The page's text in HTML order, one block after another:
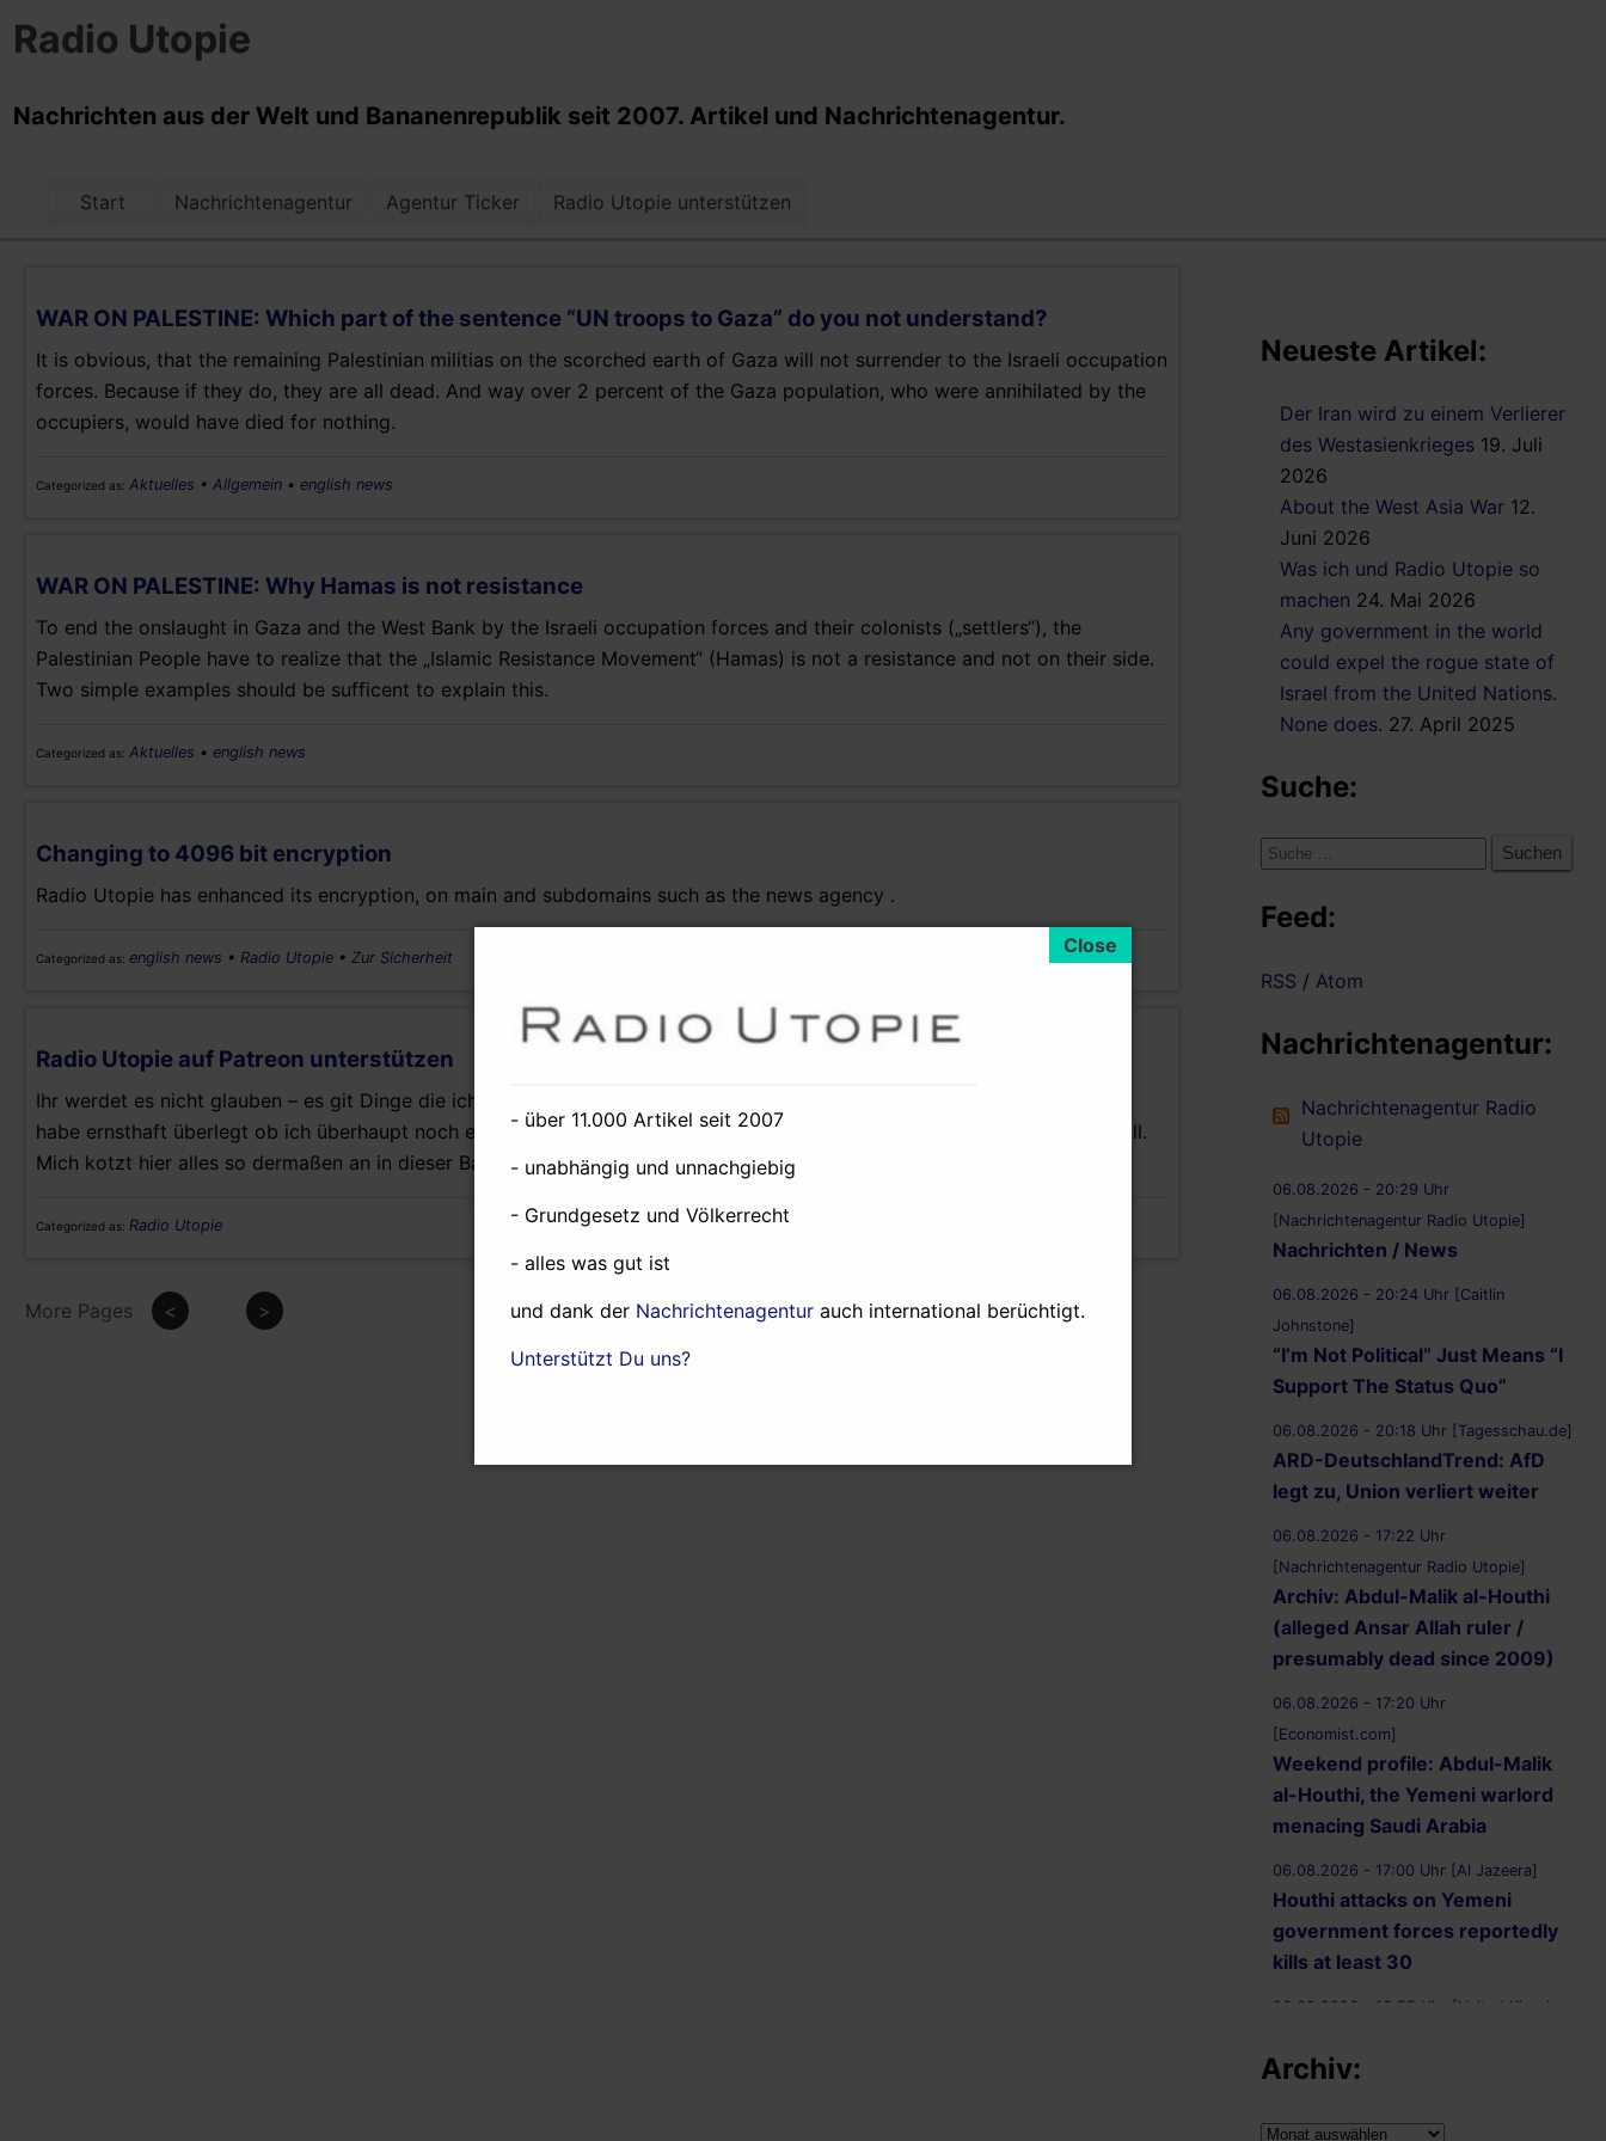
Radio Utopie
Nachrichten aus der Welt und Bananenrepublik seit 2007. Artikel und Nachrichtenagentur.
Start Nachrichtenagentur Agentur Ticker Radio Utopie unterstützen
WAR ON PALESTINE: Which part of the sentence “UN troops to Gaza” do you not understand?
It is obvious, that the remaining Palestinian militias on the scorched earth of Gaza will not surrender to the Israeli occupation
forces. Because if they do, they are all dead. And way over 2 percent of the Gaza population, who were annihilated by the
occupiers, would have died for nothing.
Categorized as: Aktuelles • Allgemein • english news
WAR ON PALESTINE: Why Hamas is not resistance
To end the onslaught in Gaza and the West Bank by the Israeli occupation forces and their colonists („settlers“), the
Palestinian People have to realize that the „Islamic Resistance Movement“ (Hamas) is not a resistance and not on their side.
Two simple examples should be sufficent to explain this.
Categorized as: Aktuelles • english news
Changing to 4096 bit encryption
Radio Utopie has enhanced its encryption, on main and subdomains such as the news agency .
Categorized as: english news • Radio Utopie • Zur Sicherheit
Radio Utopie auf Patreon unterstützen
Ihr werdet es nicht glauben – es git Dinge die ich nicht kann. Verkaufen, zum Beispiel. Ich will ehrlich sein, wie immer: ich
habe ernsthaft überlegt ob ich überhaupt noch einen deutschsprachigen Artikel zu meiner Seite auf Patreon schreiben soll.
Mich kotzt hier alles so dermaßen an in dieser Bananenrepublik, es ist kaum zu beschreiben.
Categorized as: Radio Utopie
More Pages < >
Neueste Artikel:
Der Iran wird zu einem Verlierer
des Westasienkrieges 19. Juli
2026
About the West Asia War 12.
Juni 2026
Was ich und Radio Utopie so
machen 24. Mai 2026
Any government in the world
could expel the rogue state of
Israel from the United Nations.
None does. 27. April 2025
Suche:
Suche
Feed:
RSS / Atom
Nachrichtenagentur:
Nachrichtenagentur Radio
Utopie
06.08.2026 - 20:29 Uhr
[Nachrichtenagentur Radio Utopie]
Nachrichten / News
06.08.2026 - 20:24 Uhr [Caitlin
Johnstone]
“I’m Not Political” Just Means “I
Support The Status Quo”
06.08.2026 - 20:18 Uhr [Tagesschau.de]
ARD-DeutschlandTrend: AfD
legt zu, Union verliert weiter
06.08.2026 - 17:22 Uhr
[Nachrichtenagentur Radio Utopie]
Archiv: Abdul-Malik al-Houthi
(alleged Ansar Allah ruler /
presumably dead since 2009)
06.08.2026 - 17:20 Uhr
[Economist.com]
Weekend profile: Abdul-Malik
al-Houthi, the Yemeni warlord
menacing Saudi Arabia
06.08.2026 - 17:00 Uhr [Al Jazeera]
Houthi attacks on Yemeni
government forces reportedly
kills at least 30
06.08.2026 - 16:55 Uhr [United Kingdom
R (on the application of
Secretary of State for the Home
Archiv:
Archiv:
- über 11.000 Artikel seit 2007
- unabhängig und unnachgiebig
- Grundgesetz und Völkerrecht
- alles was gut ist
und dank der Nachrichtenagentur auch international berüchtigt.
Unterstützt Du uns?